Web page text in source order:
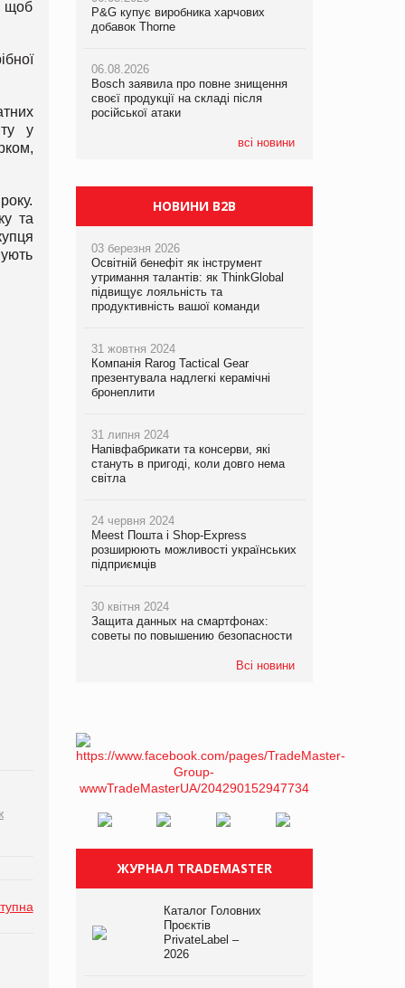
щоб
у
та
P&G купує виробника харчових
добавок Thorne
06.08.2026
Bosch заявила про повне знищення
своєї продукції на складі після
російської атаки
всі новини
P&G купує виробника харчових
добавок Thorne
06.08.2026
Bosch заявила про повне знищення
своєї продукції на складі після
російської атаки
P&G купує виробника харчових
добавок Thorne
06.08.2026
Bosch заявила про повне знищення
своєї продукції на складі після
російської атаки
НОВИНИ B2B
03 березня 2026
Освітній бенефіт як інструмент
утримання талантів: як ThinkGlobal
підвищує лояльність та
продуктивність вашої команди
31 жовтня 2024
Компанія Rarog Tactical Gear
презентувала надлегкі керамічні
бронеплити
31 липня 2024
Напівфабрикати та консерви, які
стануть в пригоді, коли довго нема
світла
24 червня 2024
Meest Пошта і Shop-Express
розширюють можливості українських
підприємців
30 квітня 2024
Защита данных на смартфонах:
советы по повышению безопасности
Всі новини
ЖУРНАЛ TRADEMASTER
Каталог Головних
Проєктів
PrivateLabel –
2026